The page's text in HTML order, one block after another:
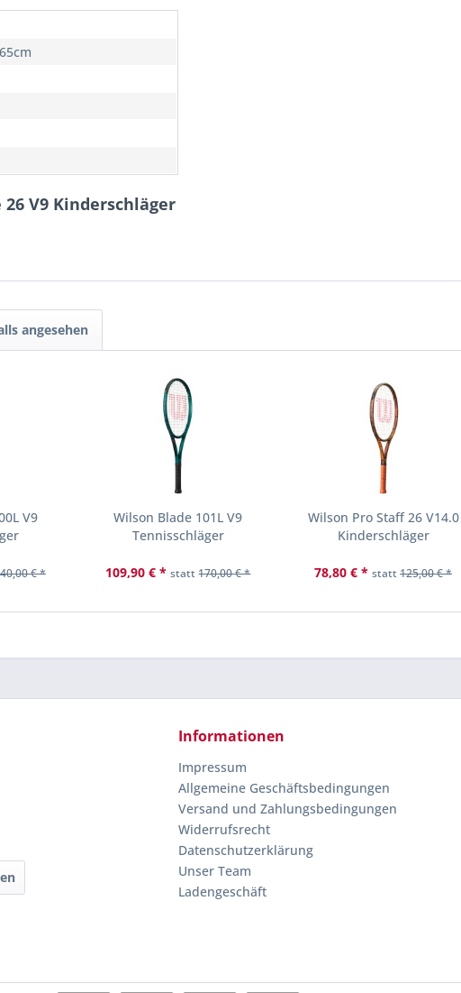
V9 Kinderschläger
angesehen
V9
€ *
Wilson Blade 101L V9
Tennisschläger
109,90 € * statt170,00 € *
Wilson Pro Staff 26 V14.0
Kinderschläger
78,80 € * statt125,00 € *
Informationen
Impressum
Allgemeine Geschäftsbedingungen
Versand und Zahlungsbedingungen
Widerrufsrecht
Datenschutzerklärung
Unser Team
Ladengeschäft